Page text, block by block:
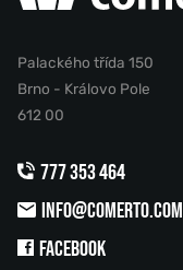
Palackého třída 150
Brno - Královo Pole
612 00
777 353 464
INFO@COMERTO.COM
FACEBOOK